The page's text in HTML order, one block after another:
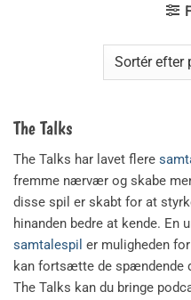
The Talks
The Talks har lavet flere
fremme nærvær og skabe
disse spil er skabt for at
hinanden bedre at kende. En
samtalespil er muligheden
kan fortsætte de spændende
The Talks kan du bringe